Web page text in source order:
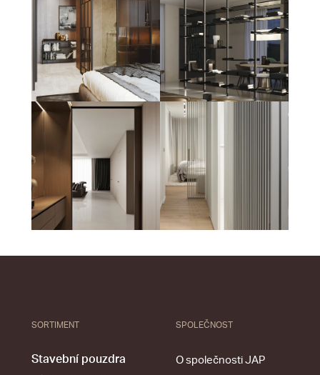
SORTIMENT
Stavební pouzdra
SPOLEČNOST
O společnosti JAP